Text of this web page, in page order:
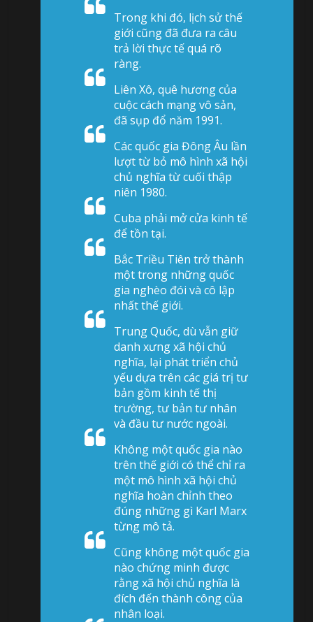
Trong khi đó, lịch sử thế
giới cũng đã đưa ra câu
trả lời thực tế quá rõ
ràng.
Liên Xô, quê hương của
cuộc cách mạng vô sản,
đã sụp đổ năm 1991.
Các quốc gia Đông Âu lần
lượt từ bỏ mô hình xã hội
chủ nghĩa từ cuối thập
niên 1980.
Cuba phải mở cửa kinh tế
để tồn tại.
Bắc Triều Tiên trở thành
một trong những quốc
gia nghèo đói và cô lập
nhất thế giới.
Trung Quốc, dù vẫn giữ
danh xưng xã hội chủ
nghĩa, lại phát triển chủ
yếu dựa trên các giá trị tư
bản gồm kinh tế thị
trường, tư bản tư nhân
và đầu tư nước ngoài.
Không một quốc gia nào
trên thế giới có thể chỉ ra
một mô hình xã hội chủ
nghĩa hoàn chỉnh theo
đúng những gì Karl Marx
từng mô tả.
Cũng không một quốc gia
nào chứng minh được
rằng xã hội chủ nghĩa là
đích đến thành công của
nhân loại.